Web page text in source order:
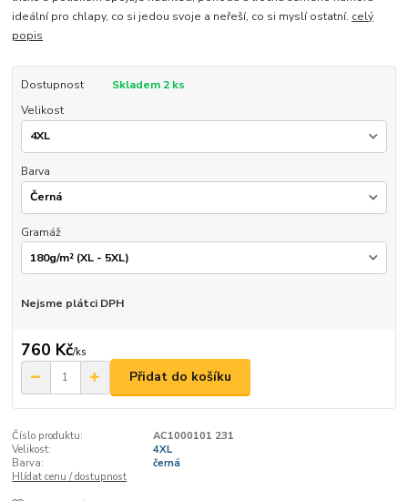
ideální pro chlapy, co si jedou svoje a neřeší, co si myslí ostatní. celý
popis
Dostupnost
Skladem 2 ks
Velikost
Barva
Gramáž
Nejsme plátci DPH
760 Kč/ks
Přidat do košíku
Číslo produktu:
AC1000101 231
Velikost:
4XL
Barva:
černá
Hlídat cenu / dostupnost